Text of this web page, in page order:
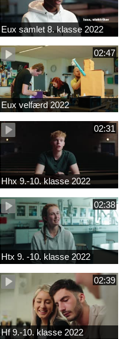
Eux samlet 8. klasse 2022
02:47
Eux velfærd 2022
02:31
Hhx 9.-10. klasse 2022
02:38
Htx 9. -10. klasse 2022
02:39
Hf 9.-10. klasse 2022